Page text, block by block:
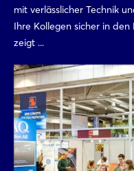
mit verlässlicher Technik
Ihre Kollegen sicher in den
zeigt ...